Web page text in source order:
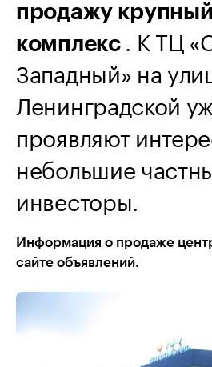
продажу
комплекс . К ТЦ
Западный» на
Ленинградской
проявляют
небольшие
инвесторы.
Информация о продаже
сайте объявлений.